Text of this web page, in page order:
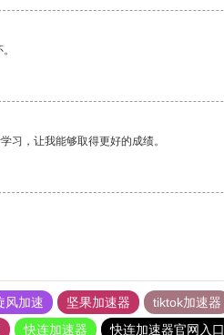
习，让我能够取得更好的成绩。
风加速 坚果加速器 tiktok加速器
快连加速器 快连加速器官网入口